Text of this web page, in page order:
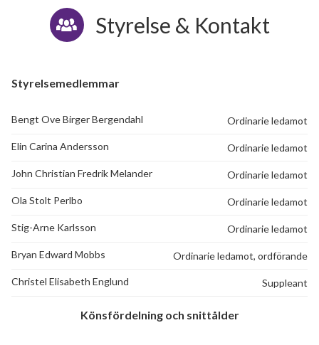
Styrelse & Kontakt
Styrelsemedlemmar
Bengt Ove Birger Bergendahl Ordinarie ledamot
Elin Carina Andersson Ordinarie ledamot
John Christian Fredrik Melander Ordinarie ledamot
Ola Stolt Perlbo Ordinarie ledamot
Stig-Arne Karlsson Ordinarie ledamot
Bryan Edward Mobbs Ordinarie ledamot, ordförande
Christel Elisabeth Englund Suppleant
Könsfördelning och snittålder